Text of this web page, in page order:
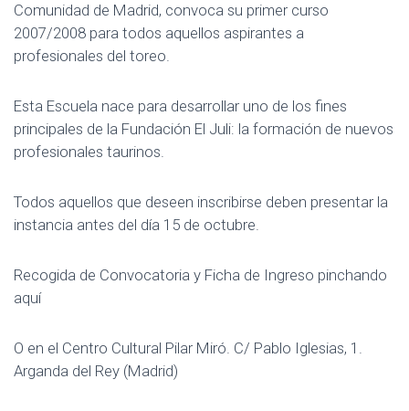
Comunidad de Madrid, convoca su primer curso
2007/2008 para todos aquellos aspirantes a
profesionales del toreo.
Esta Escuela nace para desarrollar uno de los fines
principales de la Fundación El Juli: la formación de nuevos
profesionales taurinos.
Todos aquellos que deseen inscribirse deben presentar la
instancia antes del día 15 de octubre.
Recogida de Convocatoria y Ficha de Ingreso pinchando
aquí
O en el Centro Cultural Pilar Miró. C/ Pablo Iglesias, 1.
Arganda del Rey (Madrid)